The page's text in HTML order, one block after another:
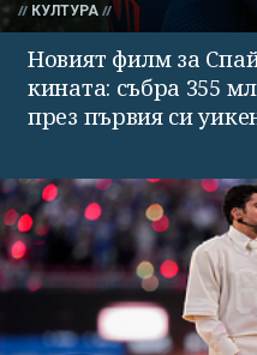
КУЛТУРА
Новият филм за
кината: събра 355
през първия си